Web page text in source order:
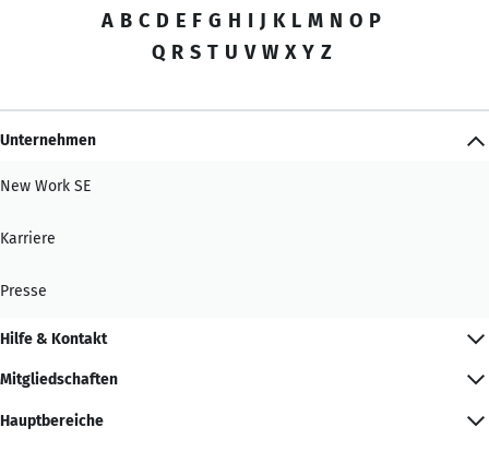
A B C D E F G H I J K L M N O P
Q R S T U V W X Y Z
Unternehmen
New Work SE
Karriere
Presse
Hilfe & Kontakt
Mitgliedschaften
Hauptbereiche